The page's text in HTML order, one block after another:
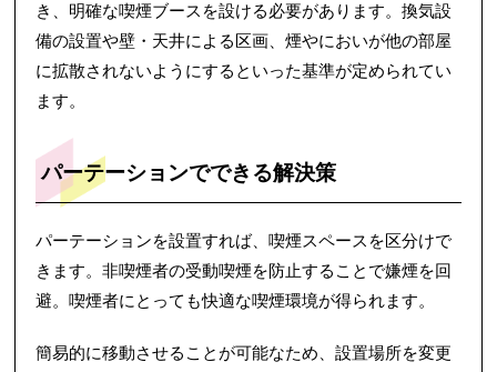
き、明確な喫煙ブースを設ける必要があります。換気設
備の設置や壁・天井による区画、煙やにおいが他の部屋
に拡散されないようにするといった基準が定められてい
ます。
パーテーションでできる解決策
パーテーションを設置すれば、喫煙スペースを区分けで
きます。非喫煙者の受動喫煙を防止することで嫌煙を回
避。喫煙者にとっても快適な喫煙環境が得られます。
簡易的に移動させることが可能なため、設置場所を変更